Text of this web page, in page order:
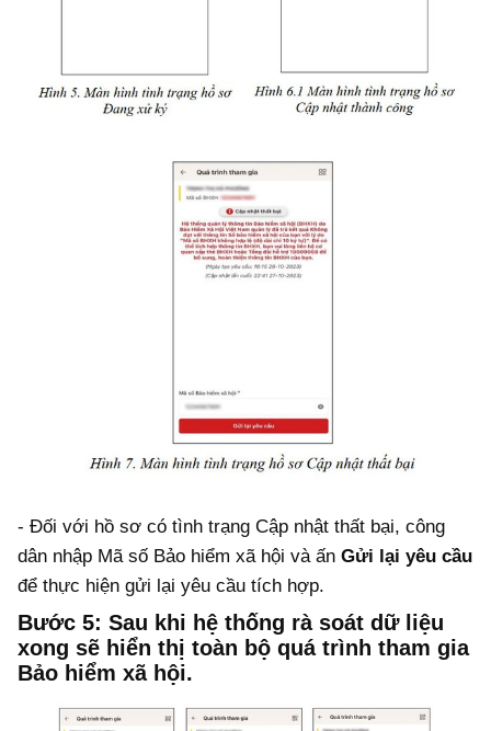
- Đối với hồ sơ có tình trạng Cập nhật thất bại, công
dân nhập Mã số Bảo hiểm xã hội và ấn Gửi lại yêu cầu
để thực hiện gửi lại yêu cầu tích hợp.
Bước 5: Sau khi hệ thống rà soát dữ liệu
xong sẽ hiển thị toàn bộ quá trình tham gia
Bảo hiểm xã hội.